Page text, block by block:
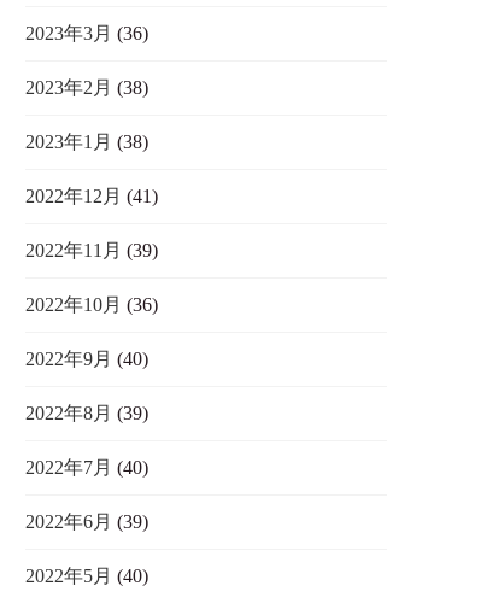
2023年3月 (36)
2023年2月 (38)
2023年1月 (38)
2022年12月 (41)
2022年11月 (39)
2022年10月 (36)
2022年9月 (40)
2022年8月 (39)
2022年7月 (40)
2022年6月 (39)
2022年5月 (40)